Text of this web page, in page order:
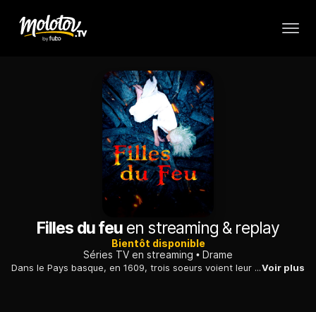
Filles du feu en streaming & replay
Bientôt disponible
Séries TV en streaming
Drame
Dans le Pays basque, en 1609, trois soeurs voient leur vie menacée par l'arrivée dans la région d'un démonologue qui mène une chasse aux sorcières meurtrière...Voir plus